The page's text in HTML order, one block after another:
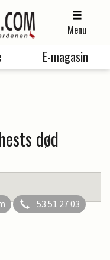
Menu
E-magasin
død
53 51 27 03